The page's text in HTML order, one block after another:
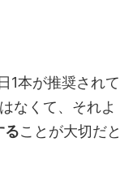
1本が推奨されて
なくて、それよ
ることが大切だと